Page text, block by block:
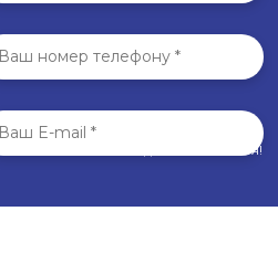
поля обов’язкові для заповнення!